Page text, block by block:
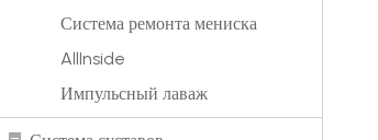
Система ремонта мениска
AllInside
Импульсный лаваж